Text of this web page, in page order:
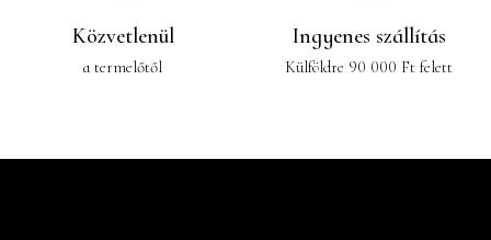
Közvetlenül
a termelőtől
Ingyenes szállítás
Külföldre 90 000 Ft felett